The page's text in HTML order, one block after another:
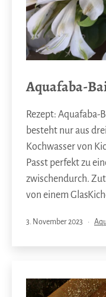
Aquafaba-
Rezept: Aquafaba-
besteht nur aus
Kochwasser von
Passt perfekt zu
zwischendurch.
von einem
Veröffentlicht
3. November 2023